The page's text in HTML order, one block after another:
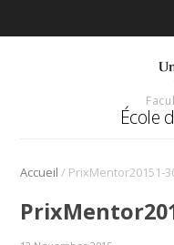
École
Accueil / PrixMentor20151-